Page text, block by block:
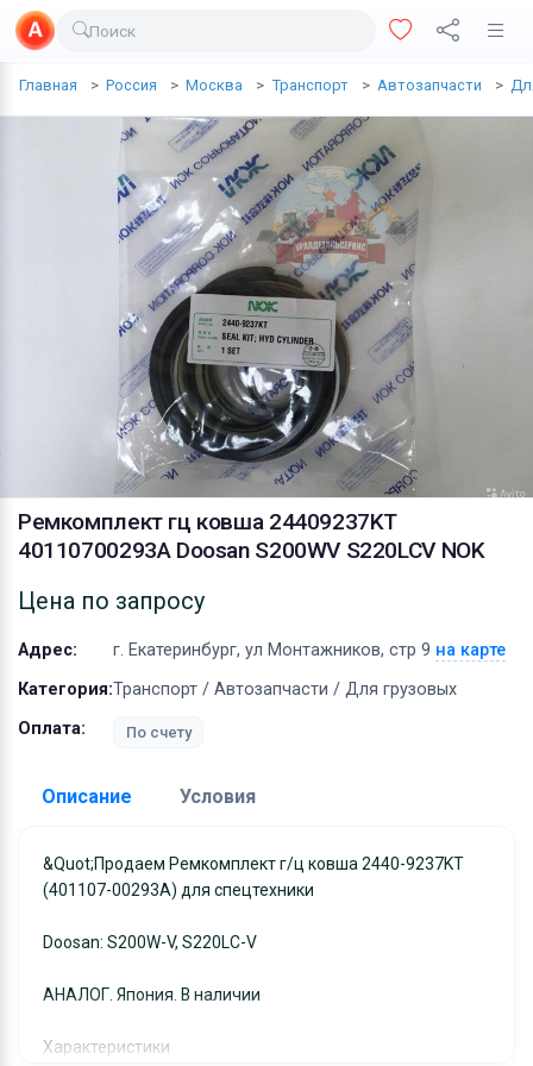
Поиск
Главная Россия Москва Транспорт Автозапчасти
Ремкомплект гц ковша 24409237KT
40110700293A Doosan S200WV S220LCV NOK
Цена по запросу
Адрес: г. Екатеринбург, ул Монтажников, стр 9 на карте
Категория:Транспорт / Автозапчасти / Для грузовых
Оплата:
По счету
Описание Условия
&quot;Продаем Ремкомплект г/ц ковша 2440-9237KT
(401107-00293A) для спецтехники
Doosan: S200W-V, S220LC-V
АНАЛОГ. Япония. В наличии
Характеристики
Доставка:
Адрес самовывоза:г. Екатеринбург, ул
Условия и гарантии:
Отправка товара осуществляется в течение 2-х
отслеживанием местоположения посылки и
Доставка еды
Транспорт
Недвижимость
Личные вещи
Одежда и обувь
Электроника
Все для дома
Хобби и отдых
Животные